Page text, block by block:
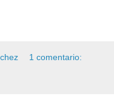
1 comentario: